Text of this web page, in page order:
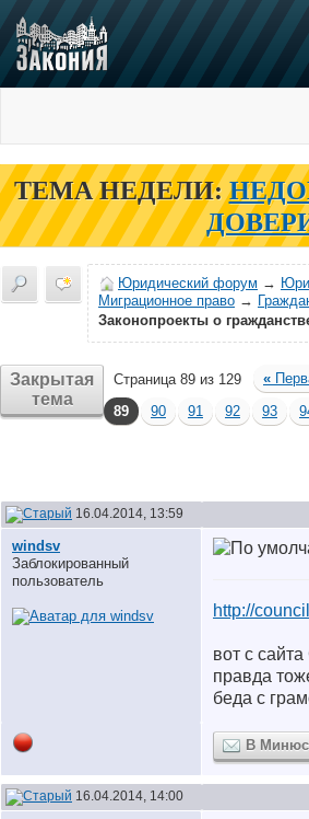
ТЕМА НЕДЕЛИ:
Юридический форум →
Миграционное право →
Законопроекты о
Закрытая
тема
Страница 89 из 129 «
89
90 91 92 93
16.04.2014, 13:59
windsv
Заблокированный
пользователь
http://
вот с
правда
беда с
В
16.04.2014, 14:00